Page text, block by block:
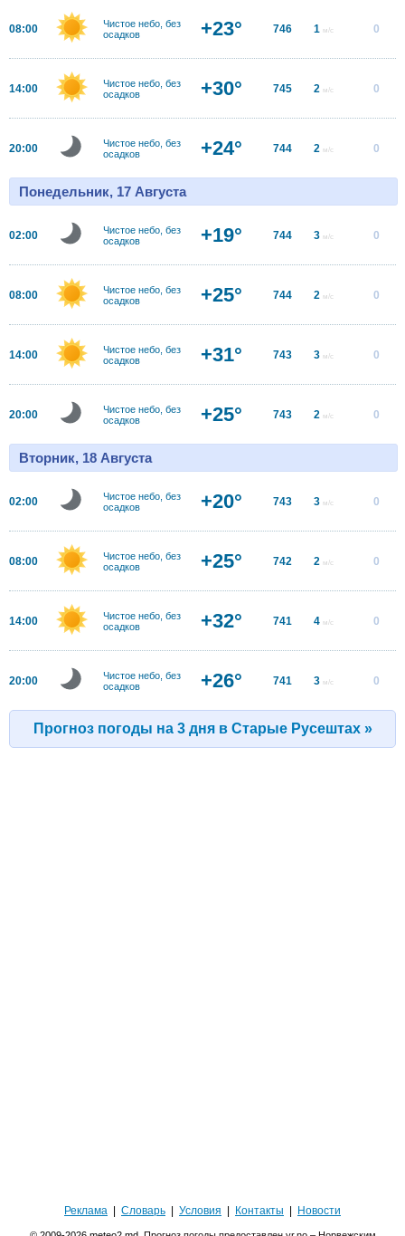
08:00
Чистое небо, без
осадков
+23° 746 1 м/с 0
14:00
Чистое небо, без
осадков
+30° 745 2 м/с 0
20:00
Чистое небо, без
осадков
+24° 744 2 м/с 0
Понедельник, 17 Августа
02:00
Чистое небо, без
осадков
+19° 744 3 м/с 0
08:00
Чистое небо, без
осадков
+25° 744 2 м/с 0
14:00
Чистое небо, без
осадков
+31° 743 3 м/с 0
20:00
Чистое небо, без
осадков
+25° 743 2 м/с 0
Вторник, 18 Августа
02:00
Чистое небо, без
осадков
+20° 743 3 м/с 0
08:00
Чистое небо, без
осадков
+25° 742 2 м/с 0
14:00
Чистое небо, без
осадков
+32° 741 4 м/с 0
20:00
Чистое небо, без
осадков
+26° 741 3 м/с 0
Прогноз погоды на 3 дня в Старые Русештах »
Реклама Словарь Условия Контакты Новости